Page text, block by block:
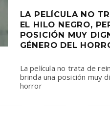
LA PELÍCULA NO
EL HILO NEGRO,
POSICIÓN MUY
GÉNERO DEL
La película no trata de
brinda una posición muy
horror